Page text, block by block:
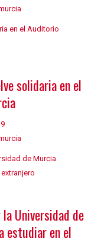
solidaria en el
Universidad de
estudiar en el